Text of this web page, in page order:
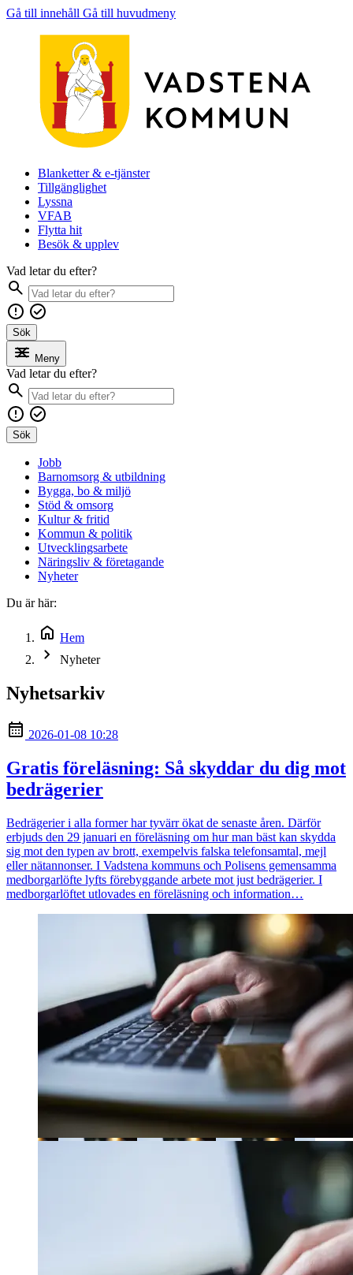
Gå till innehåll Gå till huvudmeny
Blanketter & e-tjänster
Tillgänglighet
Lyssna
VFAB
Flytta hit
Besök & upplev
Vad letar du efter?
Sök
Meny
Vad letar du efter?
Sök
Jobb
Barnomsorg & utbildning
Bygga, bo & miljö
Stöd & omsorg
Kultur & fritid
Kommun & politik
Utvecklingsarbete
Näringsliv & företagande
Nyheter
Du är här:
Hem
Nyheter
Nyhetsarkiv
2026-01-08 10:28
Gratis föreläsning: Så skyddar du dig mot
bedrägerier
Bedrägerier i alla former har tyvärr ökat de senaste åren. Därför
erbjuds den 29 januari en föreläsning om hur man bäst kan skydda
sig mot den typen av brott, exempelvis falska telefonsamtal, mejl
eller nätannonser. I Vadstena kommuns och Polisens gemensamma
medborgarlöfte lyfts förebyggande arbete mot just bedrägerier. I
medborgarlöftet utlovades en föreläsning och information…